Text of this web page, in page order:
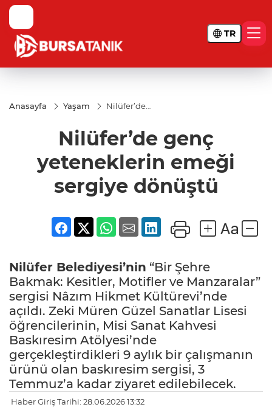
TR
Anasayfa Yaşam
Nilüfer’de
emeği
sergiye
dönüştü
Nilüfer’de genç
yeteneklerin emeği
sergiye dönüştü
Nilüfer Belediyesi’nin “Bir Şehre
Bakmak: Kesitler, Motifler ve Manzaralar”
sergisi Nâzım Hikmet Kültürevi’nde
açıldı. Zeki Müren Güzel Sanatlar Lisesi
öğrencilerinin, Misi Sanat Kahvesi
Baskıresim Atölyesi’nde
gerçekleştirdikleri 9 aylık bir çalışmanın
ürünü olan baskıresim sergisi, 3
Temmuz’a kadar ziyaret edilebilecek.
Haber Giriş Tarihi: 28.06.2026 13:32